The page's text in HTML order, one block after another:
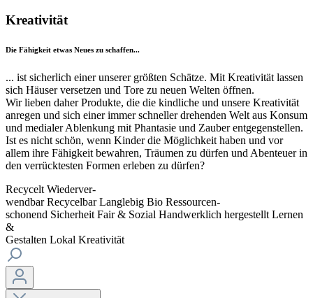
Kreativität
Die Fähigkeit etwas Neues zu schaffen...
... ist sicherlich einer unserer größten Schätze. Mit Kreativität lassen
sich Häuser versetzen und Tore zu neuen Welten öffnen.
Wir lieben daher Produkte, die die kindliche und unsere Kreativität
anregen und sich einer immer schneller drehenden Welt aus Konsum
und medialer Ablenkung mit Phantasie und Zauber entgegenstellen.
Ist es nicht schön, wenn Kinder die Möglichkeit haben und vor
allem ihre Fähigkeit bewahren, Träumen zu dürfen und Abenteuer in
den verrücktesten Formen erleben zu dürfen?
Recycelt Wiederver-
wendbar Recycelbar Langlebig Bio Ressourcen-
schonend Sicherheit Fair & Sozial Handwerklich hergestellt Lernen
&
Gestalten Lokal Kreativität